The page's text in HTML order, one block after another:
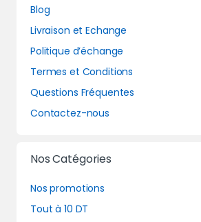
Blog
Livraison et Echange
Politique d’échange
Termes et Conditions
Questions Fréquentes
Contactez-nous
Nos Catégories
Nos promotions
Tout à 10 DT